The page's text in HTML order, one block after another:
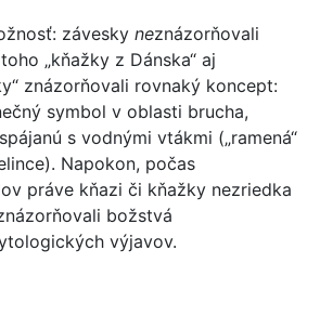
závesky neznázorňovali
„kňažky z Dánska“ aj
znázorňovali rovnaký koncept:
symbol v oblasti brucha,
s vodnými vtákmi („ramená“
Napokon, počas
práve kňazi či kňažky nezriedka
božstvá
výjavov.